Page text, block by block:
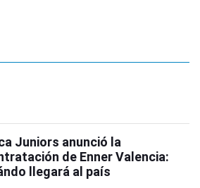
Juniors anunció la
de Enner Valencia:
llegará al país